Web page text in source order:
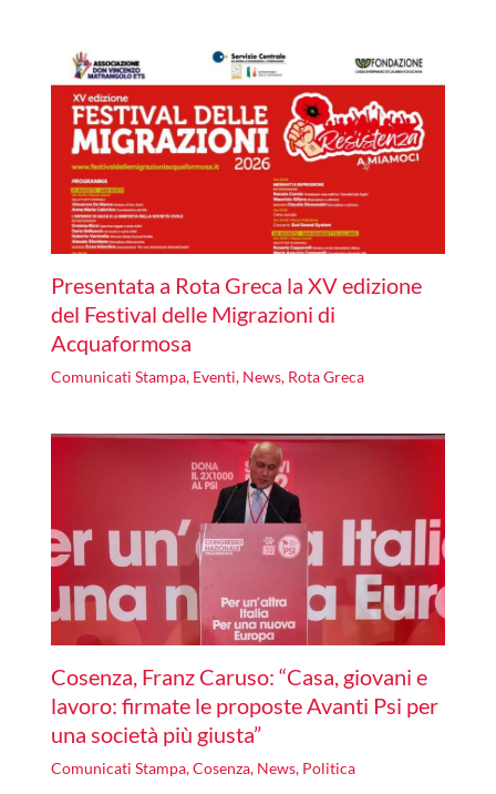
Presentata a Rota Greca la XV edizione
del Festival delle Migrazioni di
Acquaformosa
Comunicati Stampa, Eventi, News, Rota Greca
Cosenza, Franz Caruso: “Casa, giovani e
lavoro: firmate le proposte Avanti Psi per
una società più giusta”
Comunicati Stampa,Cosenza, News, Politica